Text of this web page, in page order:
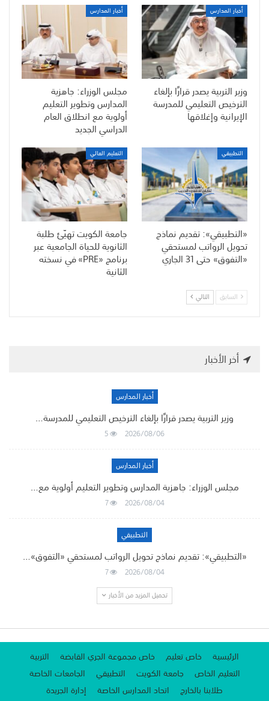
أخبار المدارس
وزير التربية يصدر قرارًا بإلغاء
الترخيص التعليمي للمدرسة
الإيرانية وإغلاقها
أخبار المدارس
مجلس الوزراء: جاهزية
المدارس وتطوير التعليم
أولوية مع انطلاق العام
الدراسي الجديد
التطبيقي
«التطبيقي»: تقديم نماذج
تحويل الرواتب لمستحقي
«التفوق» حتى 31 الجاري
التعليم العالي
جامعة الكويت تهيّئ طلبة
الثانوية للحياة الجامعية عبر
برنامج «PRE» في نسخته
الثانية
السابق التالي
أخر الأخبار
أخبار المدارس
وزير التربية يصدر قرارًا بإلغاء الترخيص التعليمي للمدرسة…
2026/08/06
5
أخبار المدارس
مجلس الوزراء: جاهزية المدارس وتطوير التعليم أولوية مع…
2026/08/04
7
التطبيقي
«التطبيقي»: تقديم نماذج تحويل الرواتب لمستحقي «التفوق»…
2026/08/04
7
تحميل المزيد من الأخبار
الرئيسية خاص تعليم خاص مجموعة الجري القابضة
التربية
التعليم الخاص
جامعة الكويت التطبيقي
الجامعات الخاصة
طلابنا بالخارج
اتحاد المدارس الخاصة إدارة الجريدة